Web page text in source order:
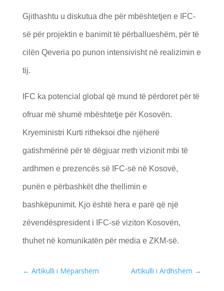
Gjithashtu u diskutua dhe për mbështetjen e IFC-
së për projektin e banimit të përballueshëm, për të
cilën Qeveria po punon intensivisht në realizimin e
tij.
IFC ka potencial global që mund të përdoret për të
ofruar më shumë mbështetje për Kosovën.
Kryeministri Kurti ritheksoi dhe njëherë
gatishmërinë për të dëgjuar rreth vizionit mbi të
ardhmen e prezencës së IFC-së në Kosovë,
punën e përbashkët dhe thellimin e
bashkëpunimit. Kjo është hera e parë që një
zëvendëspresident i IFC-së viziton Kosovën,
thuhet në komunikatën për media e ZKM-së.
← Artikulli i Mëparshëm Artikulli i Ardhshëm →